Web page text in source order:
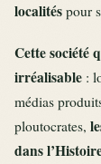
localités pour
Cette société
irréalisable :
médias
ploutocrates,
dans